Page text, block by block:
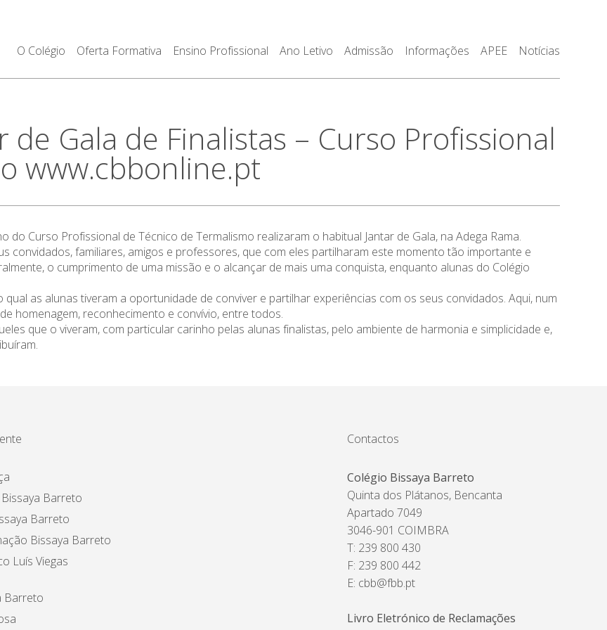
O Colégio Oferta Formativa Ensino Profissional Ano Letivo Admissão Informações APEE Notícias
de Gala de Finalistas – Curso Profissional
www.cbbonline.pt
do Curso Profissional de Técnico de Termalismo realizaram o habitual Jantar de Gala, na Adega Rama.
convidados, familiares, amigos e professores, que com eles partilharam este momento tão importante e
o cumprimento de uma missão e o alcançar de mais uma conquista, enquanto alunas do Colégio
as alunas tiveram a oportunidade de conviver e partilhar experiências com os seus convidados. Aqui, num
homenagem, reconhecimento e convívio, entre todos.
que o viveram, com particular carinho pelas alunas finalistas, pelo ambiente de harmonia e simplicidade e,
Barreto
Barreto
Bissaya Barreto
Luís Viegas
Barreto
Contactos
Colégio Bissaya Barreto
Quinta dos Plátanos, Bencanta
Apartado 7049
3046-901 COIMBRA
T: 239 800 430
F: 239 800 442
E: cbb@fbb.pt
Livro Eletrónico de Reclamações